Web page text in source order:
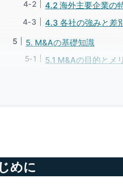
4.2 海外主要企業の
4.3 各社の強みと差
5. M&Aの基礎知識
5.1 M&Aの目的とメ
めに